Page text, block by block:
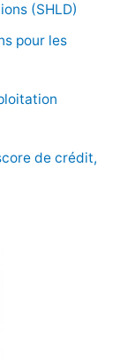
(SHLD)
pour les
de crédit,